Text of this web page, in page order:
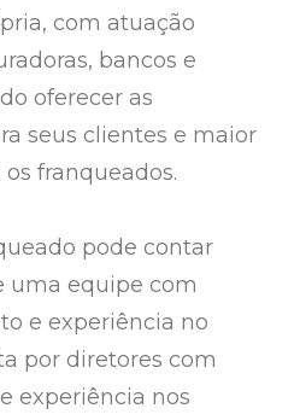
com atuação
bancos e
oferecer as
seus clientes e maior
franqueados.
pode contar
uma equipe com
e experiência no
por diretores com
experiência nos